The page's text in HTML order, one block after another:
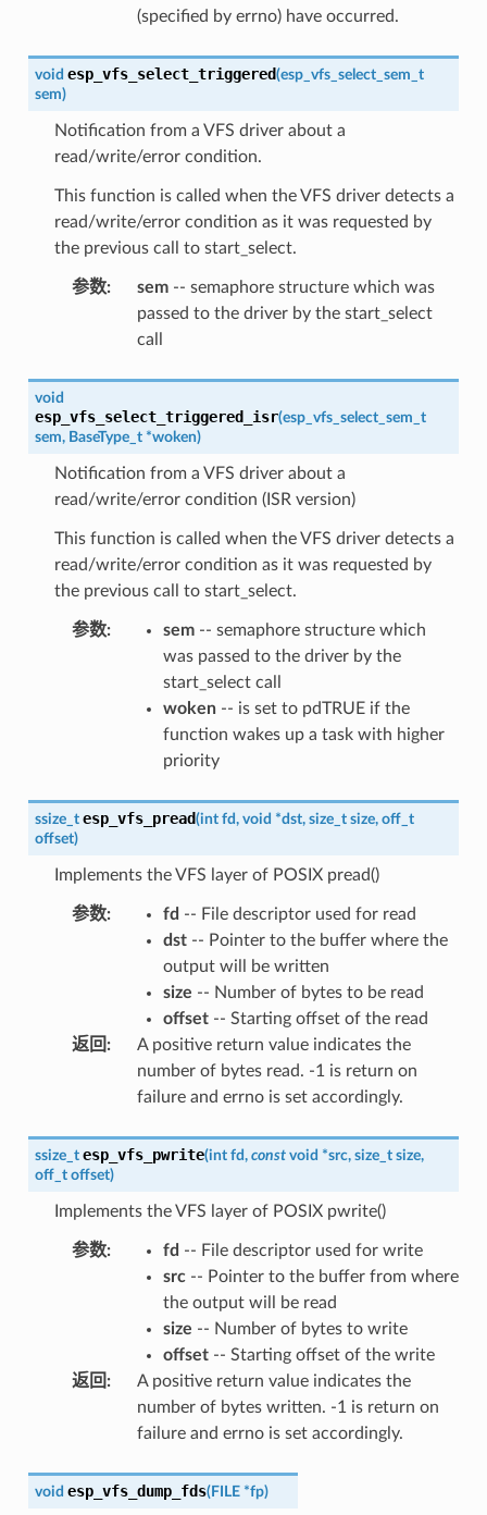
(specified by errno) have occurred.
void esp_vfs_select_triggered(esp_vfs_select_sem_t
sem)
Notification from a VFS driver about a
read/write/error condition.
This function is called when the VFS driver detects a
read/write/error condition as it was requested by
the previous call to start_select.
参数: sem-- semaphore structure which was
passed to the driver by the start_select
call
void
esp_vfs_select_triggered_isr(esp_vfs_select_sem_t
sem, BaseType_t *woken)
Notification from a VFS driver about a
read/write/error condition (ISR version)
This function is called when the VFS driver detects a
read/write/error condition as it was requested by
the previous call to start_select.
参数: sem-- semaphore structure which
was passed to the driver by the
start_select call
woken-- is set to pdTRUE if the
function wakes up a task with higher
priority
ssize_t esp_vfs_pread(int fd, void *dst, size_t size, off_t
offset)
Implements the VFS layer of POSIX pread()
参数: fd -- File descriptor used for read
dst-- Pointer to the buffer where the
output will be written
size -- Number of bytes to be read
offset-- Starting offset of the read
返回 :
A positive return value indicates the
number of bytes read. -1 is return on
failure and errno is set accordingly.
ssize_t esp_vfs_pwrite(int fd, const void *src, size_t size,
off_t offset)
Implements the VFS layer of POSIX pwrite()
参数: fd -- File descriptor used for write
src-- Pointer to the buffer from where
the output will be read
size -- Number of bytes to write
offset-- Starting offset of the write
返回 :
A positive return value indicates the
number of bytes written. -1 is return on
failure and errno is set accordingly.
void esp_vfs_dump_fds(FILE *fp)